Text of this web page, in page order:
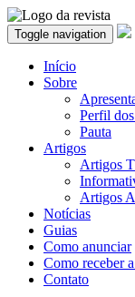
Toggle navigation
Início
Sobre
Perfil
Pauta
Artigos
Artigos
Artigos
Notícias
Guias
Como anunciar
Como receber
Contato